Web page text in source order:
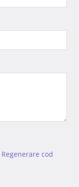
Regenerare cod